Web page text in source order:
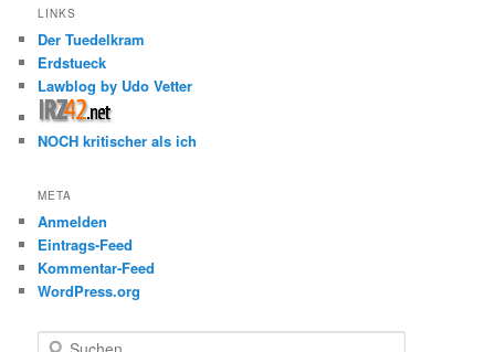
LINKS
Der Tuedelkram
Erdstueck
Lawblog by Udo Vetter
NOCH kritischer als ich
META
Anmelden
Eintrags-Feed
Kommentar-Feed
WordPress.org